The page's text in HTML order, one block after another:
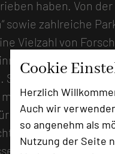
Cookie
Herzlich
Auch wir
so angenehm als
Nutzung der Seite
haben. Von
sowie zahlreiche
Vielzahl von
Schon kurz hinter
zu spüren,
steht der östliche
Parks gelegen:
von Kreuz- und